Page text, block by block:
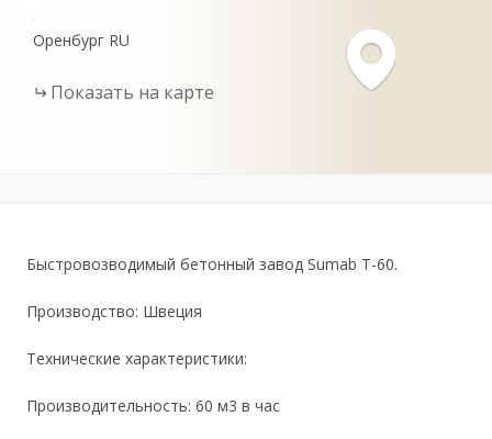
Оренбург RU
Показать на карте
Быстровозводимый бетонный завод Sumab T-60.
Производство: Швеция
Технические характеристики:
Производительность: 60 м3 в час